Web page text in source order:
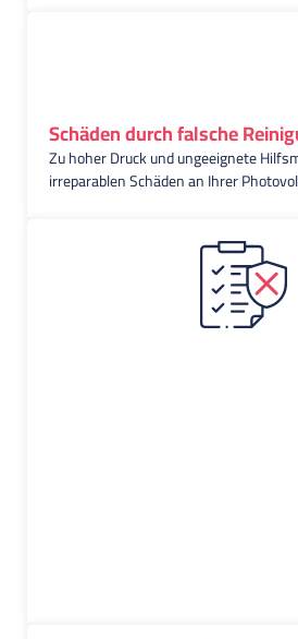
Schäden durch falsche
Zu hoher Druck und ungeeignete
irreparablen Schäden an Ihrer